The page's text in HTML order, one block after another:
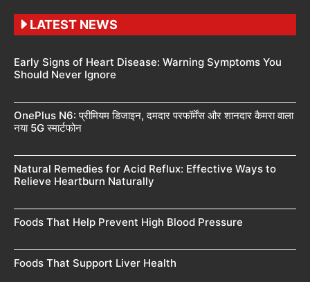
LATEST NEWS
Early Signs of Heart Disease: Warning Symptoms You
Should Never Ignore
OnePlus N6: प्रीमियम डिजाइन, दमदार परफॉर्मेंस और शानदार कैमरा वाला
नया 5G स्मार्टफोन
Natural Remedies for Acid Reflux: Effective Ways to
Relieve Heartburn Naturally
Foods That Help Prevent High Blood Pressure
Foods That Support Liver Health